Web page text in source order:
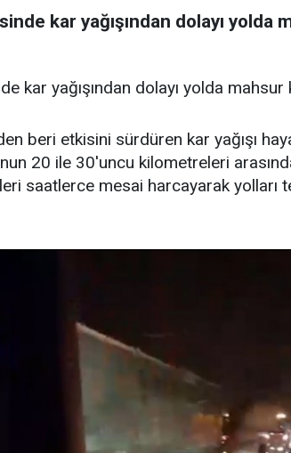
kar yağışından dolayı yolda
kar yağışından dolayı yolda mahsur
beri etkisini sürdüren kar yağışı
20 ile 30'uncu kilometreleri
saatlerce mesai harcayarak yolları